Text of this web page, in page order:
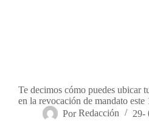
Te decimos cómo puedes ubicar
en la revocación de mandato este
Por Redacción 29-